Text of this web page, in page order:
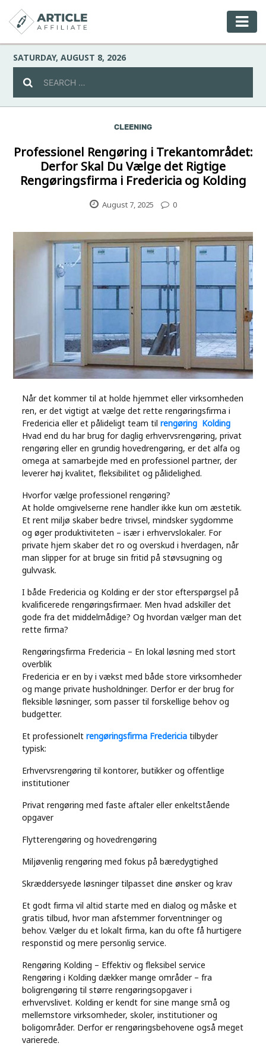
SATURDAY, AUGUST 8, 2026
Culture
Sports
Technology
Travel
Health
Real
Estate
CLEENING
Professionel Rengøring i Trekantområdet:
Derfor Skal Du Vælge det Rigtige
Rengøringsfirma i Fredericia og Kolding
August 7, 2025 0
Når det kommer til at holde hjemmet eller virksomheden
ren, er det vigtigt at vælge det rette rengøringsfirma i
Fredericia eller et pålideligt team tilrengøring Kolding
Hvad end du har brug for daglig erhvervsrengøring, privat
rengøring eller en grundig hovedrengøring, er det alfa og
omega at samarbejde med en professionel partner, der
leverer høj kvalitet, fleksibilitet og pålidelighed.
Hvorfor vælge professionel rengøring?
At holde omgivelserne rene handler ikke kun om æstetik.
Et rent miljø skaber bedre trivsel, mindsker sygdomme
og øger produktiviteten – især i erhvervslokaler. For
private hjem skaber det ro og overskud i hverdagen, når
man slipper for at bruge sin fritid på støvsugning og
gulvvask.
I både Fredericia og Kolding er der stor efterspørgsel på
kvalificerede rengøringsfirmaer. Men hvad adskiller det
gode fra det middelmådige? Og hvordan vælger man det
rette firma?
Rengøringsfirma Fredericia – En lokal løsning med stort
overblik
Fredericia er en by i vækst med både store virksomheder
og mange private husholdninger. Derfor er der brug for
fleksible løsninger, som passer til forskellige behov og
budgetter.
Et professioneltrengøringsfirma Fredericia tilbyder
typisk:
Erhvervsrengøring til kontorer, butikker og offentlige
institutioner
Privat rengøring med faste aftaler eller enkeltstående
opgaver
Flytterengøring og hovedrengøring
Miljøvenlig rengøring med fokus på bæredygtighed
Skræddersyede løsninger tilpasset dine ønsker og krav
Et godt firma vil altid starte med en dialog og måske et
gratis tilbud, hvor man afstemmer forventninger og
behov. Vælger du et lokalt firma, kan du ofte få hurtigere
responstid og mere personlig service.
Rengøring Kolding – Effektiv og fleksibel service
Rengøring i Kolding dækker mange områder – fra
boligrengøring til større rengøringsopgaver i
erhvervslivet. Kolding er kendt for sine mange små og
mellemstore virksomheder, skoler, institutioner og
boligområder. Derfor er rengøringsbehovene også meget
varierede.